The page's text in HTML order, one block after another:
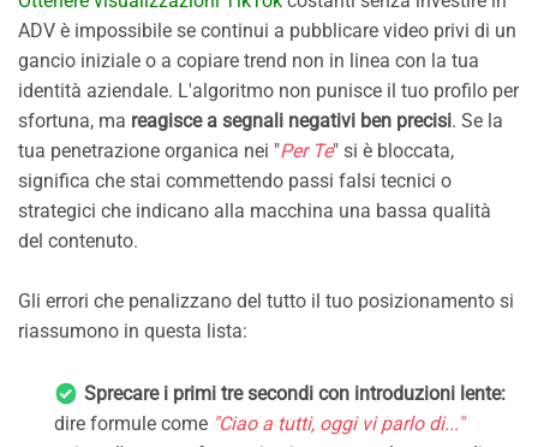
ADV è impossibile se continui a pubblicare video privi di un
gancio iniziale o a copiare trend non in linea con la tua
identità aziendale. L'algoritmo non punisce il tuo profilo per
sfortuna, ma reagisce a segnali negativi ben precisi. Se la
tua penetrazione organica nei "Per Te" si è bloccata,
significa che stai commettendo passi falsi tecnici o
strategici che indicano alla macchina una bassa qualità
del contenuto.
Gli errori che penalizzano del tutto il tuo posizionamento si
riassumono in questa lista:
Sprecare i primi tre secondi con introduzioni lente:
dire formule come "Ciao a tutti, oggi vi parlo di..."